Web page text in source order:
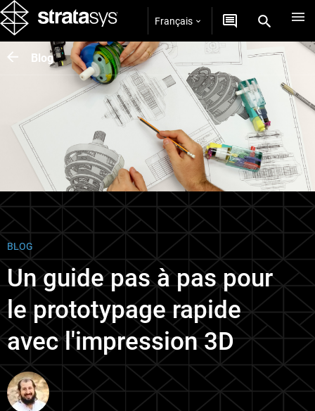
Français
Blog
BLOG
Un guide pas à pas pour
le prototypage rapide
avec l'impression 3D